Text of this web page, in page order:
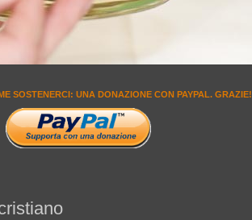
SOSTENERCI: UNA DONAZIONE CON PAYPAL. GRAZIE!